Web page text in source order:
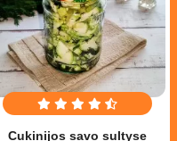
Cukinijos savo sultyse